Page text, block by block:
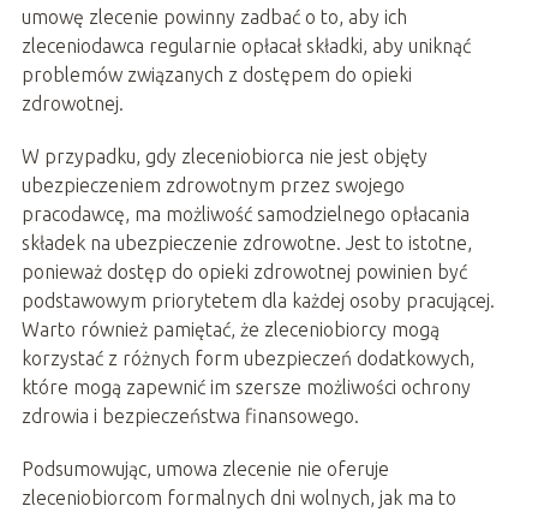
umowę zlecenie powinny zadbać o to, aby ich
zleceniodawca regularnie opłacał składki, aby uniknąć
problemów związanych z dostępem do opieki
zdrowotnej.
W przypadku, gdy zleceniobiorca nie jest objęty
ubezpieczeniem zdrowotnym przez swojego
pracodawcę, ma możliwość samodzielnego opłacania
składek na ubezpieczenie zdrowotne. Jest to istotne,
ponieważ dostęp do opieki zdrowotnej powinien być
podstawowym priorytetem dla każdej osoby pracującej.
Warto również pamiętać, że zleceniobiorcy mogą
korzystać z różnych form ubezpieczeń dodatkowych,
które mogą zapewnić im szersze możliwości ochrony
zdrowia i bezpieczeństwa finansowego.
Podsumowując, umowa zlecenie nie oferuje
zleceniobiorcom formalnych dni wolnych, jak ma to